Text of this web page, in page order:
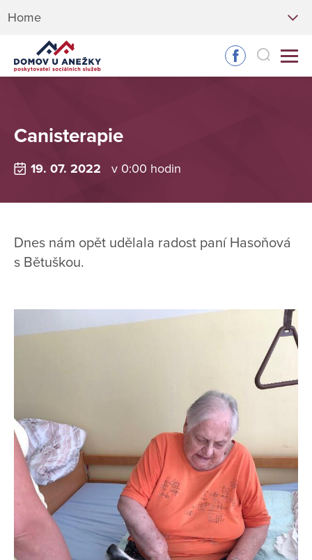
Home
Canisterapie
19. 07. 2022 v 0:00 hodin
Dnes nám opět udělala radost paní Hasoňová
s Bětuškou.